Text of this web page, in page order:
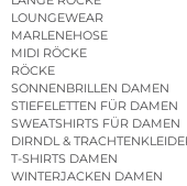
LOUNGEWEAR
MARLENEHOSE
MIDI RÖCKE
RÖCKE
SONNENBRILLEN DAMEN
STIEFELETTEN FÜR DAMEN
SWEATSHIRTS FÜR DAMEN
DIRNDL &
T-SHIRTS DAMEN
WINTERJACKEN DAMEN